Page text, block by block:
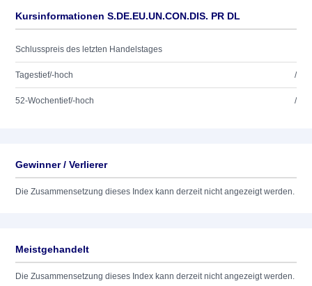
Kursinformationen S.DE.EU.UN.CON.DIS. PR DL
Schlusspreis des letzten Handelstages
Tagestief/-hoch /
52-Wochentief/-hoch /
Gewinner / Verlierer
Die Zusammensetzung dieses Index kann derzeit nicht angezeigt werden.
Meistgehandelt
Die Zusammensetzung dieses Index kann derzeit nicht angezeigt werden.